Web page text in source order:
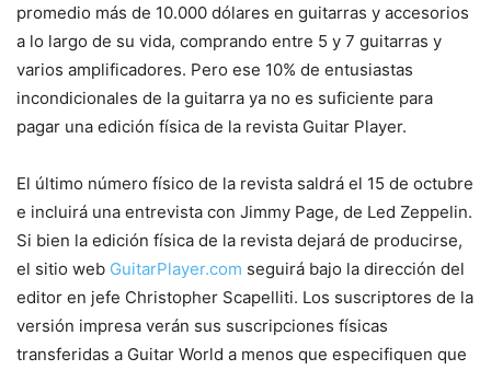
promedio más de 10.000 dólares en guitarras y accesorios
a lo largo de su vida, comprando entre 5 y 7 guitarras y
varios amplificadores. Pero ese 10% de entusiastas
incondicionales de la guitarra ya no es suficiente para
pagar una edición física de la revista Guitar Player.
El último número físico de la revista saldrá el 15 de octubre
e incluirá una entrevista con Jimmy Page, de Led Zeppelin.
Si bien la edición física de la revista dejará de producirse,
el sitio web GuitarPlayer.com seguirá bajo la dirección del
editor en jefe Christopher Scapelliti. Los suscriptores de la
versión impresa verán sus suscripciones físicas
transferidas a Guitar World a menos que especifiquen que